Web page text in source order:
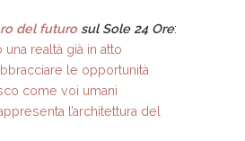
del futurosul Sole 24 Ore:
realtà già in atto
le opportunità
come voi umani
l’architettura del